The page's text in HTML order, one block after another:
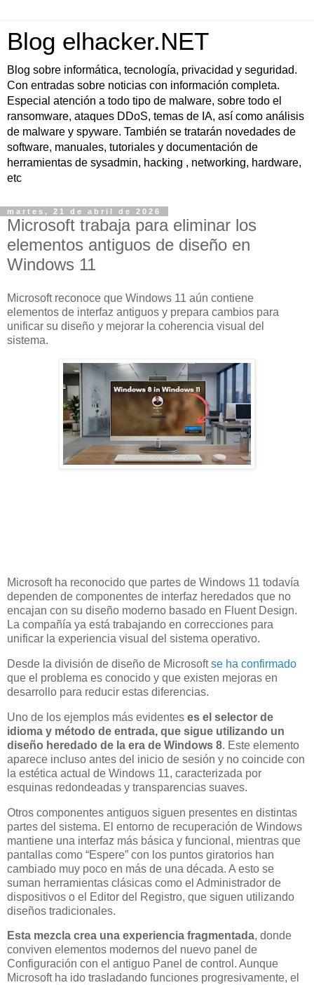
Blog elhacker.NET
Blog sobre informática, tecnología, privacidad y seguridad.
Con entradas sobre noticias con información completa.
Especial atención a todo tipo de malware, sobre todo el
ransomware, ataques DDoS, temas de IA, así como análisis
de malware y spyware. También se tratarán novedades de
software, manuales, tutoriales y documentación de
herramientas de sysadmin, hacking , networking, hardware,
etc
martes, 21 de abril de 2026
Microsoft trabaja para eliminar los
elementos antiguos de diseño en
Windows 11
Microsoft reconoce que Windows 11 aún contiene
elementos de interfaz antiguos y prepara cambios para
unificar su diseño y mejorar la coherencia visual del
sistema.
Microsoft ha reconocido que partes de Windows 11 todavía
dependen de componentes de interfaz heredados que no
encajan con su diseño moderno basado en Fluent Design.
La compañía ya está trabajando en correcciones para
unificar la experiencia visual del sistema operativo.
Desde la división de diseño de Microsoftse ha confirmado
que el problema es conocido y que existen mejoras en
desarrollo para reducir estas diferencias.
Uno de los ejemplos más evidentes es el selector de
idioma y método de entrada, que sigue utilizando un
diseño heredado de la era de Windows 8. Este elemento
aparece incluso antes del inicio de sesión y no coincide con
la estética actual de Windows 11, caracterizada por
esquinas redondeadas y transparencias suaves.
Otros componentes antiguos siguen presentes en distintas
partes del sistema. El entorno de recuperación de Windows
mantiene una interfaz más básica y funcional, mientras que
pantallas como “Espere” con los puntos giratorios han
cambiado muy poco en más de una década. A esto se
suman herramientas clásicas como el Administrador de
dispositivos o el Editor del Registro, que siguen utilizando
diseños tradicionales.
Esta mezcla crea una experiencia fragmentada, donde
conviven elementos modernos del nuevo panel de
Configuración con el antiguo Panel de control. Aunque
Microsoft ha ido trasladando funciones progresivamente, el